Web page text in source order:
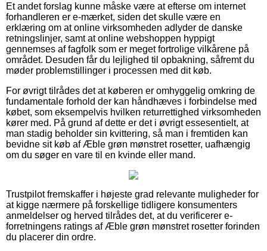
Et andet forslag kunne måske være at efterse om internet
forhandleren er e-mærket, siden det skulle være en
erklæring om at online virksomheden adlyder de danske
retningslinjer, samt at online webshoppen hyppigt
gennemses af fagfolk som er meget fortrolige vilkårene på
området. Desuden får du lejlighed til opbakning, såfremt du
møder problemstillinger i processen med dit køb.
For øvrigt tilrådes det at køberen er omhyggelig omkring de
fundamentale forhold der kan håndhæves i forbindelse med
købet, som eksempelvis hvilken returrettighed virksomheden
kører med. På grund af dette er det i øvrigt essesentielt, at
man stadig beholder sin kvittering, så man i fremtiden kan
bevidne sit køb af Æble grøn mønstret rosetter, uafhængig
om du søger en vare til en kvinde eller mand.
Trustpilot fremskaffer i højeste grad relevante muligheder for
at kigge nærmere på forskellige tidligere konsumenters
anmeldelser og herved tilrådes det, at du verificerer e-
forretningens ratings af Æble grøn mønstret rosetter forinden
du placerer din ordre.